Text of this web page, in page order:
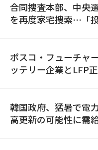
合同捜査本部、中央
を再度家宅捜索…「
ポスコ・フューチャ
ッテリー企業とLFP
韓国政府、猛暑で電
高更新の可能性に需